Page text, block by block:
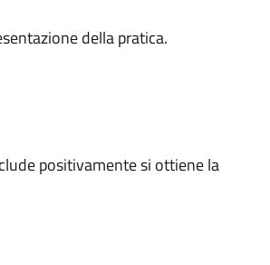
della pratica.
positivamente si ottiene la